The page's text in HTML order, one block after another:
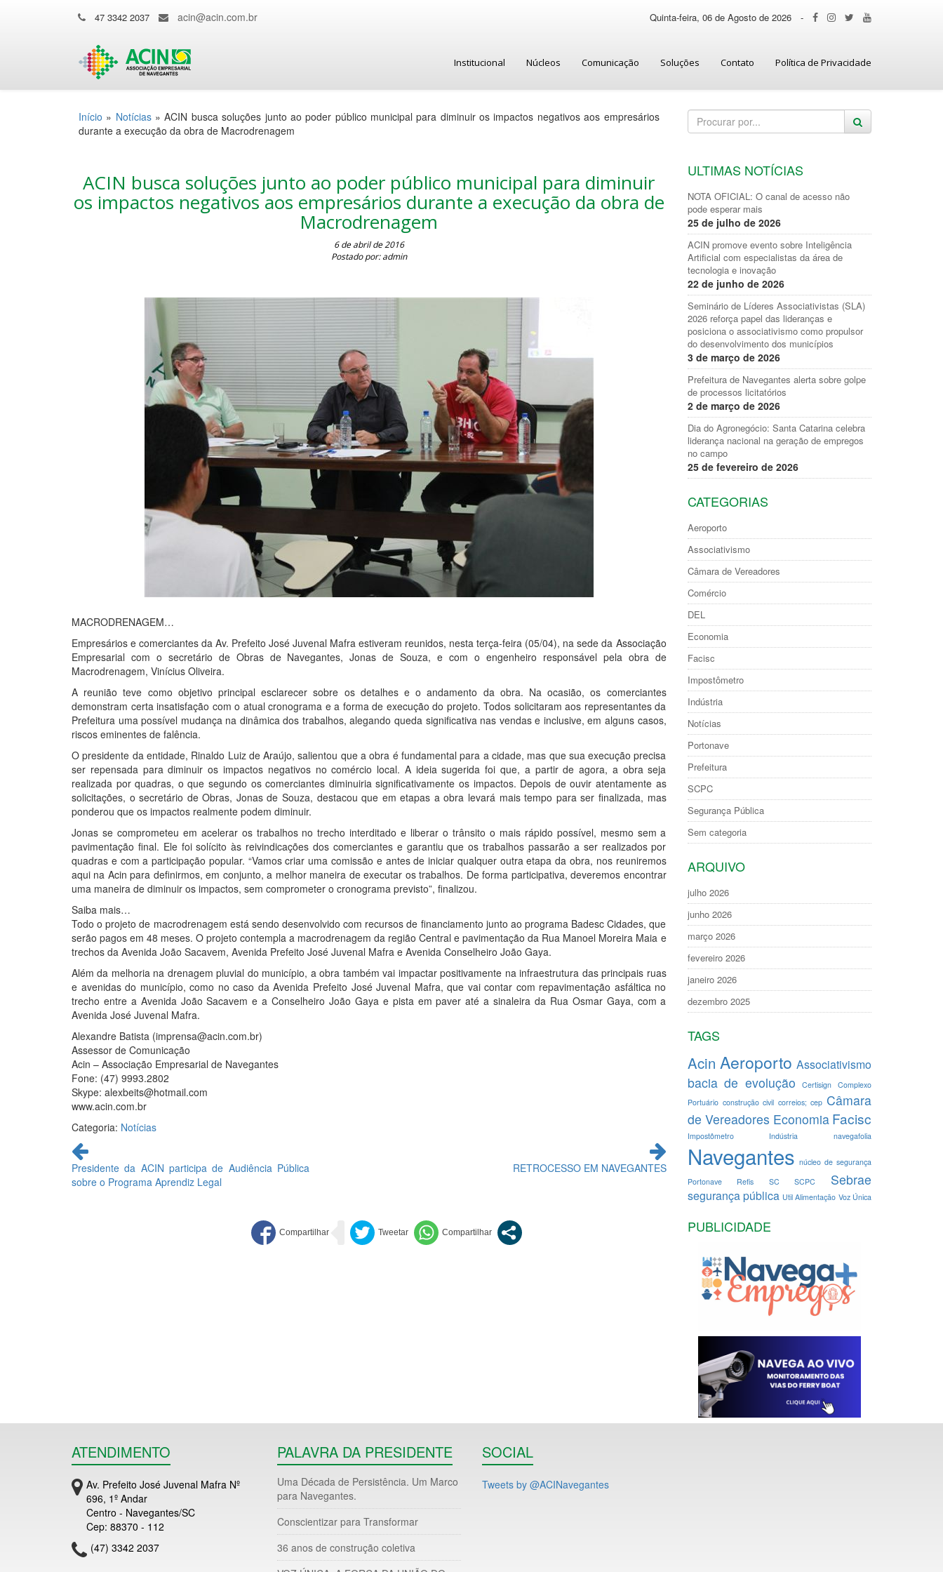
47 3342 2037 acin@acin.com.br Quinta-feira, 06 de Agosto de 2026 -
Institucional Núcleos Comunicação Soluções Contato Política de Privacidade
Início » Notícias»ACIN busca soluções junto ao poder público municipal para diminuir os impactos negativos aos empresários
durante a execução da obra de Macrodrenagem
ACIN busca soluções junto ao poder público municipal para diminuir
os impactos negativos aos empresários durante a execução da obra de
Macrodrenagem
6 de abril de 2016
Postado por: admin
MACRODRENAGEM…
Empresários e comerciantes da Av. Prefeito José Juvenal Mafra estiveram reunidos, nesta terça-feira (05/04), na sede da Associação
Empresarial com o secretário de Obras de Navegantes, Jonas de Souza, e com o engenheiro responsável pela obra de
Macrodrenagem, Vinícius Oliveira.
A reunião teve como objetivo principal esclarecer sobre os detalhes e o andamento da obra. Na ocasião, os comerciantes
demonstram certa insatisfação com o atual cronograma e a forma de execução do projeto. Todos solicitaram aos representantes da
Prefeitura uma possível mudança na dinâmica dos trabalhos, alegando queda significativa nas vendas e inclusive, em alguns casos,
riscos eminentes de falência.
O presidente da entidade, Rinaldo Luiz de Araújo, salientou que a obra é fundamental para a cidade, mas que sua execução precisa
ser repensada para diminuir os impactos negativos no comércio local. A ideia sugerida foi que, a partir de agora, a obra seja
realizada por quadras, o que segundo os comerciantes diminuiria significativamente os impactos. Depois de ouvir atentamente as
solicitações, o secretário de Obras, Jonas de Souza, destacou que em etapas a obra levará mais tempo para ser finalizada, mas
ponderou que os impactos realmente podem diminuir.
Jonas se comprometeu em acelerar os trabalhos no trecho interditado e liberar o trânsito o mais rápido possível, mesmo sem a
pavimentação final. Ele foi solícito às reivindicações dos comerciantes e garantiu que os trabalhos passarão a ser realizados por
quadras e com a participação popular. “Vamos criar uma comissão e antes de iniciar qualquer outra etapa da obra, nos reuniremos
aqui na Acin para definirmos, em conjunto, a melhor maneira de executar os trabalhos. De forma participativa, deveremos encontrar
uma maneira de diminuir os impactos, sem comprometer o cronograma previsto”, finalizou.
Saiba mais…
Todo o projeto de macrodrenagem está sendo desenvolvido com recursos de financiamento junto ao programa Badesc Cidades, que
serão pagos em 48 meses. O projeto contempla a macrodrenagem da região Central e pavimentação da Rua Manoel Moreira Maia e
trechos da Avenida João Sacavem, Avenida Prefeito José Juvenal Mafra e Avenida Conselheiro João Gaya.
Além da melhoria na drenagem pluvial do município, a obra também vai impactar positivamente na infraestrutura das principais ruas
e avenidas do município, como no caso da Avenida Prefeito José Juvenal Mafra, que vai contar com repavimentação asfáltica no
trecho entre a Avenida João Sacavem e a Conselheiro João Gaya e pista em paver até a sinaleira da Rua Osmar Gaya, com a
Avenida José Juvenal Mafra.
Alexandre Batista (imprensa@acin.com.br)
Assessor de Comunicação
Acin – Associação Empresarial de Navegantes
Fone: (47) 9993.2802
Skype: alexbeits@hotmail.com
www.acin.com.br
Categoria: Notícias
Continue
lendo
Presidente da ACIN participa de Audiência Pública
sobre o Programa Aprendiz Legal
RETROCESSO EM NAVEGANTES
ULTIMAS NOTÍCIAS
NOTA OFICIAL: O canal de acesso não
pode esperar mais
25 de julho de 2026
ACIN promove evento sobre Inteligência
Artificial com especialistas da área de
tecnologia e inovação
22 de junho de 2026
Seminário de Líderes Associativistas (SLA)
2026 reforça papel das lideranças e
posiciona o associativismo como propulsor
do desenvolvimento dos municípios
3 de março de 2026
Prefeitura de Navegantes alerta sobre golpe
de processos licitatórios
2 de março de 2026
Dia do Agronegócio: Santa Catarina celebra
liderança nacional na geração de empregos
no campo
25 de fevereiro de 2026
CATEGORIAS
Aeroporto
Associativismo
Câmara de Vereadores
Comércio
DEL
Economia
Facisc
Impostômetro
Indústria
Notícias
Portonave
Prefeitura
SCPC
Segurança Pública
Sem categoria
ARQUIVO
julho 2026
junho 2026
março 2026
fevereiro 2026
janeiro 2026
dezembro 2025
TAGS
Acin Aeroporto Associativismo
bacia de evolução Certisign Complexo
Portuário construção civil correios; cep Câmara
de Vereadores Economia Facisc
Impostômetro Indústria navegafolia
Navegantes núcleo de segurança
Portonave
Refis SC SCPC Sebrae
segurança pública Util Alimentação Voz Única
PUBLICIDADE
ATENDIMENTO
Av. Prefeito José Juvenal Mafra Nº
696, 1º Andar
Centro - Navegantes/SC
Cep: 88370 - 112
(47) 3342 2037
PALAVRA DA PRESIDENTE
Uma Década de Persistência. Um Marco
para Navegantes.
Conscientizar para Transformar
36 anos de construção coletiva
SOCIAL
Tweets by @ACINavegantes